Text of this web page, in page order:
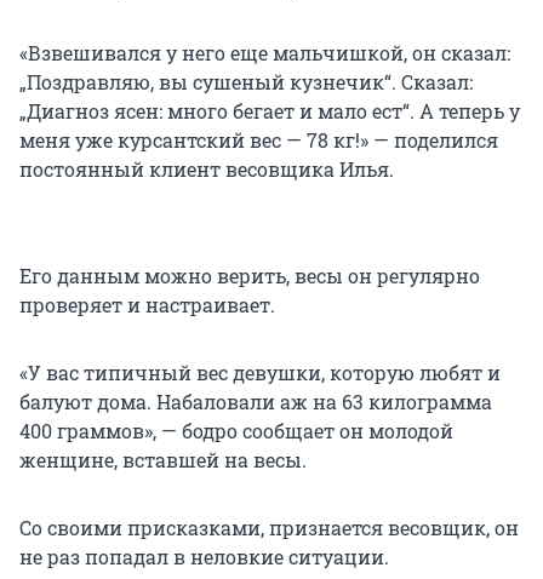
«Взвешивался у него еще мальчишкой, он сказал:
„Поздравляю, вы сушеный кузнечик“. Сказал:
„Диагноз ясен: много бегает и мало ест“. А теперь у
меня уже курсантский вес — 78 кг!» — поделился
постоянный клиент весовщика Илья.
Его данным можно верить, весы он регулярно
проверяет и настраивает.
«У вас типичный вес девушки, которую любят и
балуют дома. Набаловали аж на 63 килограмма
400 граммов», — бодро сообщает он молодой
женщине, вставшей на весы.
Со своими присказками, признается весовщик, он
не раз попадал в неловкие ситуации.